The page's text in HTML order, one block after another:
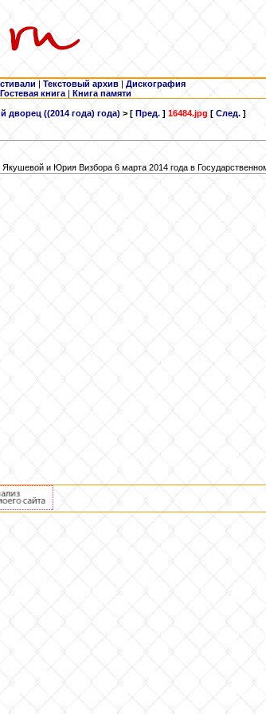
| Текстовый архив | Дискография
Гостевая книга | Книга памяти
дворец ((2014 года) года) > [ Пред. ] 16484.jpg [ След. ]
и Юрия Визбора 6 марта 2014 года в